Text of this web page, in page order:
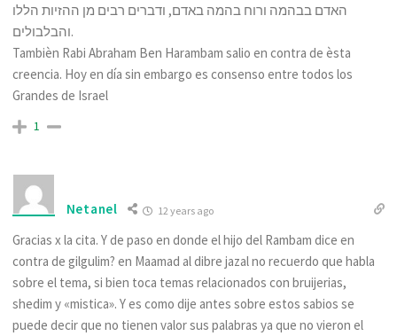
האדם בבהמה ורוח בהמה באדם, ודברים רבים מן ההזיות הללו
והבלבולים.
Tambièn Rabi Abraham Ben Harambam salio en contra de èsta
creencia. Hoy en día sin embargo es consenso entre todos los
Grandes de Israel
1
Netanel 12 years ago
Gracias x la cita. Y de paso en donde el hijo del Rambam dice en
contra de gilgulim? en Maamad al dibre jazal no recuerdo que habla
sobre el tema, si bien toca temas relacionados con bruijerias,
shedim y «mistica». Y es como dije antes sobre estos sabios se
puede decir que no tienen valor sus palabras ya que no vieron el